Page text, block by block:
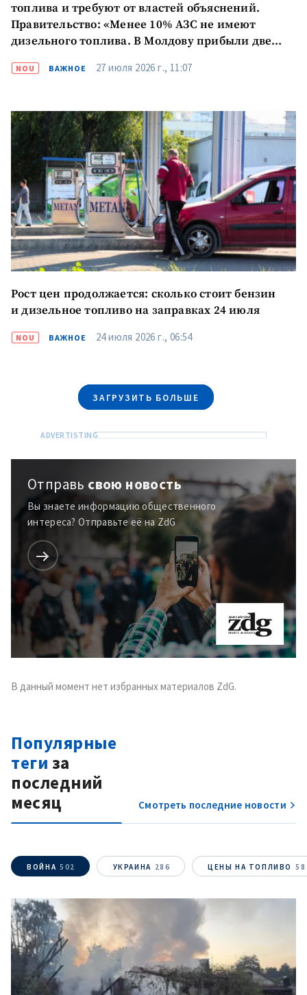
топлива и требуют от властей объяснений.
Правительство: «Менее 10% АЗС не имеют
дизельного топлива. В Молдову прибыли две
NOU ВАЖНОЕ 27 июля 2026 г., 11:07
Рост цен продолжается: сколько стоит бензин
и дизельное топливо на заправках 24 июля
NOU ВАЖНОЕ 24 июля 2026 г., 06:54
ЗАГРУЗИТЬ БОЛЬШЕ
Отправь свою новость
Вы знаете информацию общественного
интереса? Отправьте её на ZdG
В данный момент нет избранных материалов ZdG.
Популярные
теги за
последний
месяц
Смотреть последние новости
ВОЙНА 502 УКРАИНА 286 ЦЕНЫ НА ТОПЛИВО 58
заголовок
+ Загрузить
медиа
Текст новости
+ Добавить текст
новости
КОНТАКТНЫЙ ИСТОЧНИК
Анонимный источник
Имя + Моё имя
Электронная почта
+ Мой email
с политикой
ОТПРАВИТЬ НОВОСТЬ